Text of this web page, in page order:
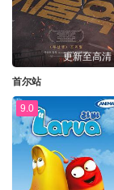
更新至高清
首尔站
9.0